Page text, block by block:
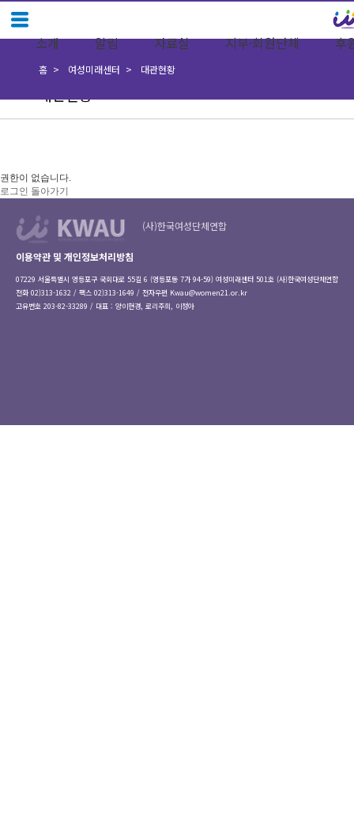
소개 알림 자료실 지부·회원단체 후
대관현황
홈 여성미래센터 대관현황
권한이 없습니다.
로그인 돌아가기
(사)한국여성단체연합
이용약관 및 개인정보처리방침
07229 서울특별시 영등포구 국회대로 55길 6 (영등포동 7가 94-59) 여성미래센터 501호 (사)한국여성단체연합
전화 02)313-1632 / 팩스 02)313-1649 / 전자우편 Kwau@women21.or.kr
고유번호 203-82-33289 / 대표 : 양이현경, 로리주희, 이정아